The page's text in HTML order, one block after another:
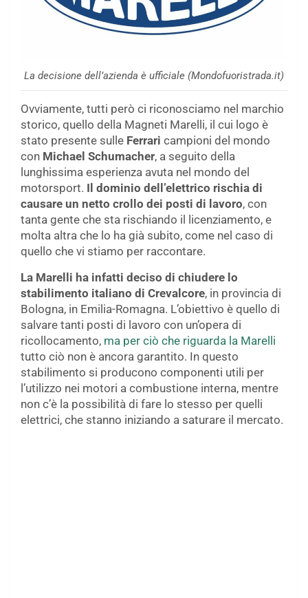
La decisione dell’azienda è ufficiale (Mondofuoristrada.it)
Ovviamente, tutti però ci riconosciamo nel marchio
storico, quello della Magneti Marelli, il cui logo è
stato presente sulle Ferrari campioni del mondo
con Michael Schumacher, a seguito della
lunghissima esperienza avuta nel mondo del
motorsport. Il dominio dell’elettrico rischia di
causare un netto crollo dei posti di lavoro, con
tanta gente che sta rischiando il licenziamento, e
molta altra che lo ha già subito, come nel caso di
quello che vi stiamo per raccontare.
La Marelli ha infatti deciso di chiudere lo
stabilimento italiano di Crevalcore, in provincia di
Bologna, in Emilia-Romagna. L’obiettivo è quello di
salvare tanti posti di lavoro con un’opera di
ricollocamento, ma per ciò che riguarda la Marelli
tutto ciò non è ancora garantito. In questo
stabilimento si producono componenti utili per
l’utilizzo nei motori a combustione interna, mentre
non c’è la possibilità di fare lo stesso per quelli
elettrici, che stanno iniziando a saturare il mercato.